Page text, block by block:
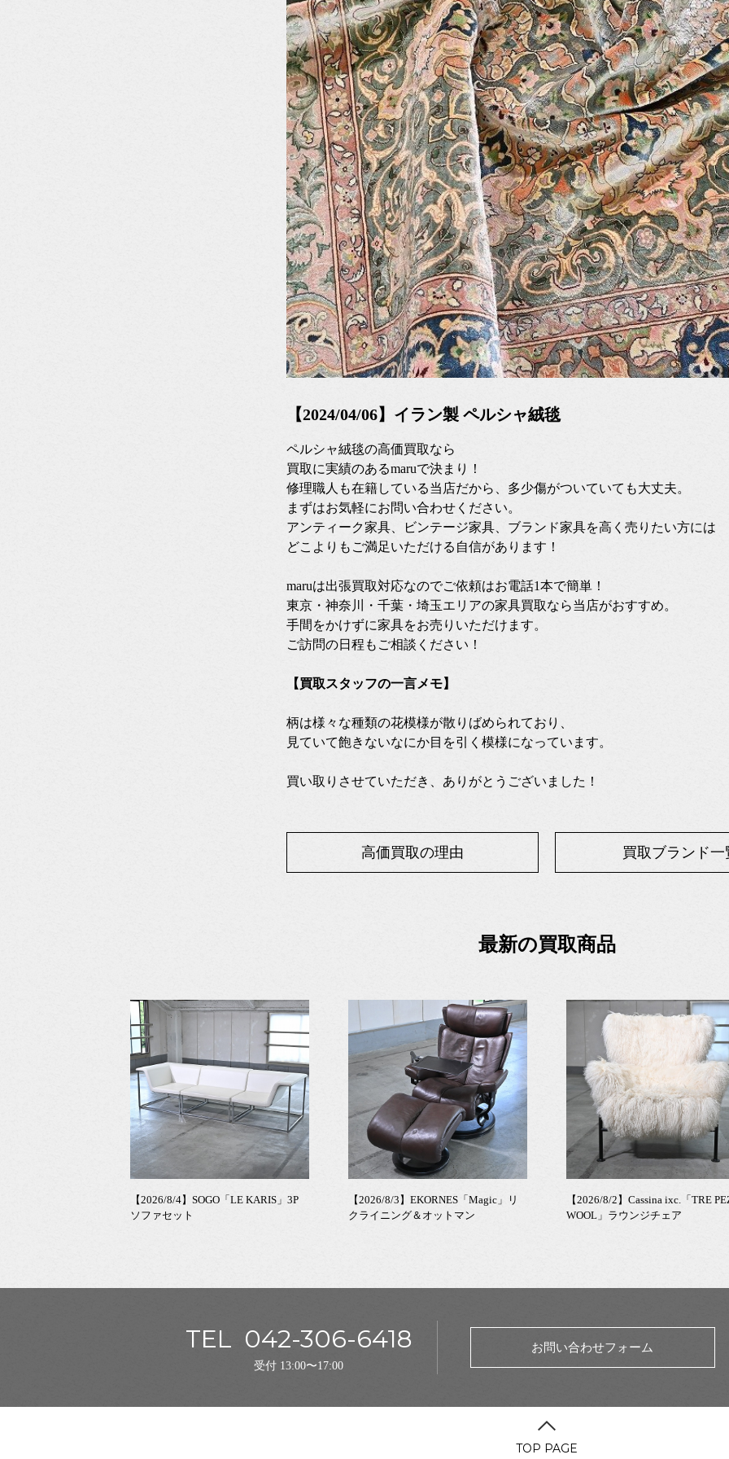
【2024/04/06】イラン製 ペルシャ絨毯
ペルシャ絨毯の高価買取なら
買取に実績のあるmaruで決まり！
修理職人も在籍している当店だから、多少傷がついていても大丈夫。
まずはお気軽にお問い合わせください。
アンティーク家具、ビンテージ家具、ブランド家具を高く売りたい方には
どこよりもご満足いただける自信があります！
maruは出張買取対応なのでご依頼はお電話1本で簡単！
東京・神奈川・千葉・埼玉エリアの家具買取なら当店がおすすめ。
手間をかけずに家具をお売りいただけます。
ご訪問の日程もご相談ください！
【買取スタッフの一言メモ】
柄は様々な種類の花模様が散りばめられており、
見ていて飽きないなにか目を引く模様になっています。
買い取りさせていただき、ありがとうございました！
高価買取の理由 買取ブランド一
最新の買取商品
【2026/8/4】SOGO「LE KARIS」3P
ソファセット
【2026/8/3】EKORNES「Magic」リ
クライニング＆オットマン
【2026/8/2】Cassina ixc.「TRE
WOOL」ラウンジチェア
TEL 042-306-6418
受付 13:00〜17:00
お問い合わせフォーム
TOP PAGE